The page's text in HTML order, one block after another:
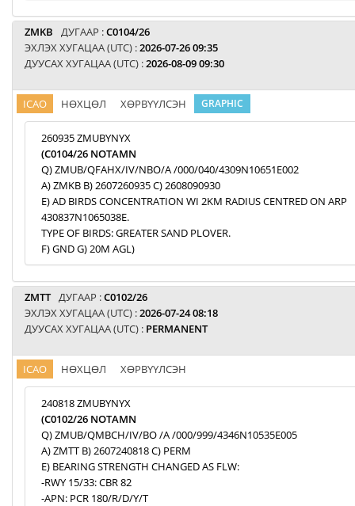
ZMKB ДУГААР :C0104/26
ЭХЛЭХ ХУГАЦАА (UTC) :2026-07-26 09:35
ДУУСАХ ХУГАЦАА (UTC) :2026-08-09 09:30
ICAO НӨХЦӨЛ ХӨРВҮҮЛСЭН GRAPHIC
260935 ZMUBYNYX
(C0104/26 NOTAMN
Q) ZMUB/QFAHX/IV/NBO/A /000/040/4309N10651E002
A) ZMKB B) 2607260935 C) 2608090930
E) AD BIRDS CONCENTRATION WI 2KM RADIUS CENTRED ON ARP
430837N1065038E.
TYPE OF BIRDS: GREATER SAND PLOVER.
F) GND G) 20M AGL)
ZMTT ДУГААР :C0102/26
ЭХЛЭХ ХУГАЦАА (UTC) :2026-07-24 08:18
ДУУСАХ ХУГАЦАА (UTC) : PERMANENT
ICAO НӨХЦӨЛ ХӨРВҮҮЛСЭН
240818 ZMUBYNYX
(C0102/26 NOTAMN
Q) ZMUB/QMBCH/IV/BO /A /000/999/4346N10535E005
A) ZMTT B) 2607240818 C) PERM
E) BEARING STRENGTH CHANGED AS FLW:
-RWY 15/33: CBR 82
-APN: PCR 180/R/D/Y/T